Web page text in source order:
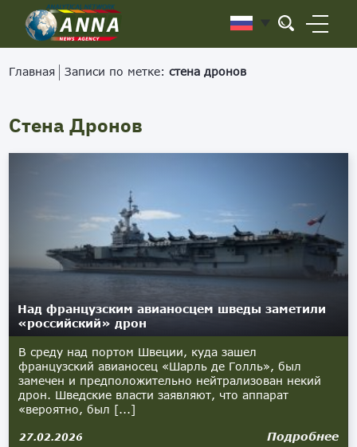
Главная Записи по метке:стена дронов
Стена Дронов
Над французским авианосцем шведы заметили
«российский» дрон
В среду над портом Швеции, куда зашел
французский авианосец «Шарль де Голль», был
замечен и предположительно нейтрализован некий
дрон. Шведские власти заявляют, что аппарат
«вероятно, был [...]
27.02.2026 Подробнее